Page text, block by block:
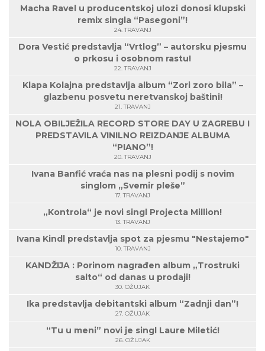
Macha Ravel u producentskoj ulozi donosi klupski
remix singla “Pasegoni”!
24. TRAVANJ
Dora Vestić predstavlja “Vrtlog” – autorsku pjesmu
o prkosu i osobnom rastu!
22. TRAVANJ
Klapa Kolajna predstavlja album “Zori zoro bila” –
glazbenu posvetu neretvanskoj baštini!
21. TRAVANJ
NOLA OBILJEŽILA RECORD STORE DAY U ZAGREBU I
PREDSTAVILA VINILNO REIZDANJE ALBUMA
“PIANO”!
20. TRAVANJ
Ivana Banfić vraća nas na plesni podij s novim
singlom „Svemir pleše”
17. TRAVANJ
„Kontrola“ je novi singl Projecta Million!
13. TRAVANJ
Ivana Kindl predstavlja spot za pjesmu "Nestajemo"
10. TRAVANJ
KANDŽIJA : Porinom nagrađen album „Trostruki
salto“ od danas u prodaji!
30. OŽUJAK
Ika predstavlja debitantski album “Zadnji dan”!
27. OŽUJAK
“Tu u meni” novi je singl Laure Miletić!
26. OŽUJAK